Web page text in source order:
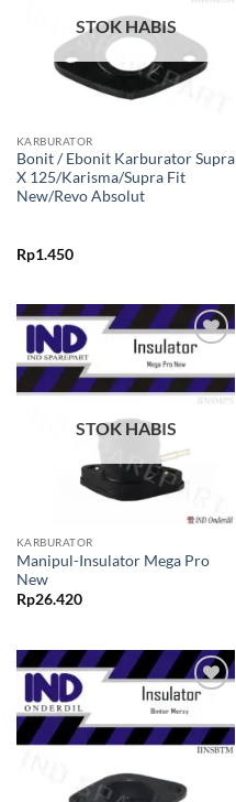
STOK HABIS
KARBURATOR
Bonit / Ebonit Karburator Supra
X 125/Karisma/Supra Fit
New/Revo Absolut
Rp1.450
Tambahkan
ke Wishlist
STOK HABIS
KARBURATOR
Manipul-Insulator Mega Pro
New
Rp26.420
Tambahkan